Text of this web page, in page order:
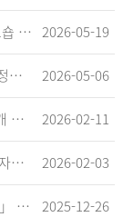
제9차 급성심장정지 구급품질 향상 워크숍 개최 안내 2026-05-19
제15차 국가손상종합통계(제2권 부록) 정오표('26.5.18. 기준) 2026-05-06
2024년 급성심장정지조사 원시자료 공개 알림 2026-02-11
2024년 중증손상 및 다수사상조사 원시자료 공개 알림 2026-02-03
「2024 중증손상 및 다수사상조사 통계」 공표 2025-12-26